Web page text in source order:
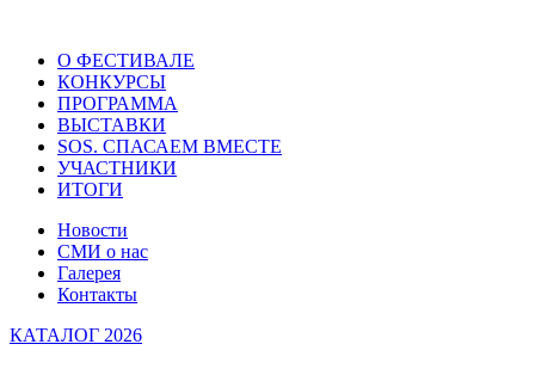
О ФЕСТИВАЛЕ
КОНКУРСЫ
ПРОГРАММА
ВЫСТАВКИ
SOS. СПАСАЕМ ВМЕСТЕ
УЧАСТНИКИ
ИТОГИ
Новости
СМИ о нас
Галерея
Контакты
КАТАЛОГ 2026